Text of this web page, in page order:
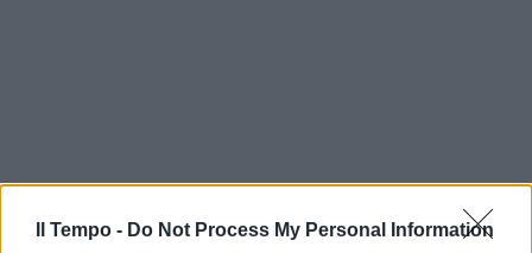
Il Tempo - Do Not Process My Personal Information
In evidenza